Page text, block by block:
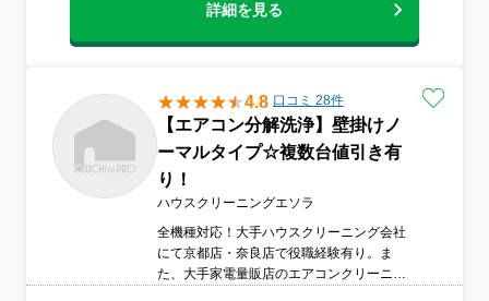
詳細を見る
4.8 口コミ 28件
【エアコン分解洗浄】壁掛けノ
ーマルタイプ☆複数台値引き有
り！
ハウスクリーニングエソラ
全機種対応！大手ハウスクリーニング会社
にて京都店・奈良店で役職経験有り。ま
た、大手家電量販店のエアコンクリーニン